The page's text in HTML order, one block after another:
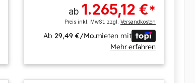
ab 1.265,12 €*
Preis inkl. MwSt. zzgl. Versandkosten
Ab29,49 €/Mo.mieten mit
Mehr erfahren